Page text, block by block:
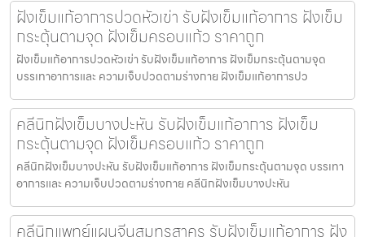
ฝังเข็มแก้อาการปวดหัวเข่า รับฝังเข็มแก้อาการ ฝังเข็ม
กระตุ้นตามจุด ฝังเข็มครอบแก้ว ราคาถูก
ฝังเข็มแก้อาการปวดหัวเข่า รับฝังเข็มแก้อาการ ฝังเข็มกระตุ้นตามจุด
บรรเทาอาการและ ความเจ็บปวดตามร่างกาย ฝังเข็มแก้อาการปว
คลีนิกฝังเข็มบางปะหัน รับฝังเข็มแก้อาการ ฝังเข็ม
กระตุ้นตามจุด ฝังเข็มครอบแก้ว ราคาถูก
คลีนิกฝังเข็มบางปะหัน รับฝังเข็มแก้อาการ ฝังเข็มกระตุ้นตามจุด บรรเทา
อาการและ ความเจ็บปวดตามร่างกาย คลีนิกฝังเข็มบางปะหัน
คลีนิกแพทย์แผนจีนสมุทรสาคร รับฝังเข็มแก้อาการ ฝัง